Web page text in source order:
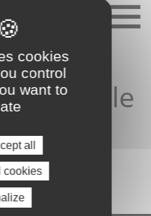
depuis le
2025 17:23:42
2025 21:34:13
cookies
control
want to
all
cookies